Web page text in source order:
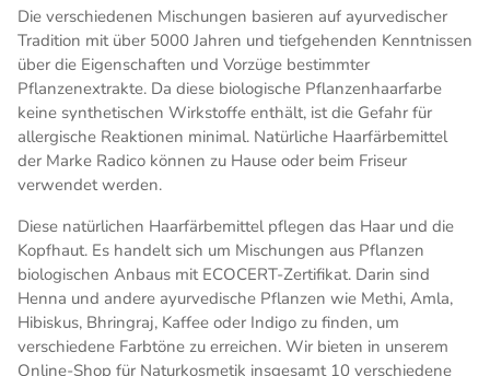
Die verschiedenen Mischungen basieren auf ayurvedischer
Tradition mit über 5000 Jahren und tiefgehenden Kenntnissen
über die Eigenschaften und Vorzüge bestimmter
Pflanzenextrakte. Da diese biologische Pflanzenhaarfarbe
keine synthetischen Wirkstoffe enthält, ist die Gefahr für
allergische Reaktionen minimal. Natürliche Haarfärbemittel
der Marke Radico können zu Hause oder beim Friseur
verwendet werden.
Diese natürlichen Haarfärbemittel pflegen das Haar und die
Kopfhaut. Es handelt sich um Mischungen aus Pflanzen
biologischen Anbaus mit ECOCERT-Zertifikat. Darin sind
Henna und andere ayurvedische Pflanzen wie Methi, Amla,
Hibiskus, Bhringraj, Kaffee oder Indigo zu finden, um
verschiedene Farbtöne zu erreichen. Wir bieten in unserem
Online-Shop für Naturkosmetik insgesamt 10 verschiedene